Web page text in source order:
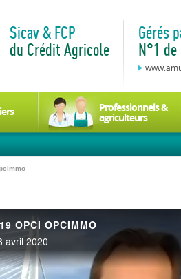
Sicav & FCP
du Crédit Agricole
Gérés
N°1
Professionnels &
agriculteurs
OPCI OPCIMMO
avril 2020